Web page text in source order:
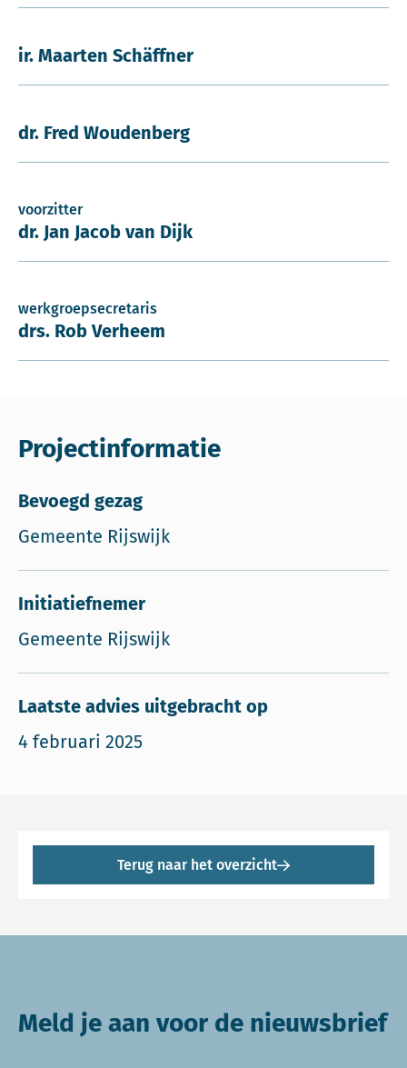
ir. Maarten Schäffner
dr. Fred Woudenberg
voorzitter
dr. Jan Jacob van Dijk
werkgroepsecretaris
drs. Rob Verheem
Projectinformatie
Bevoegd gezag
Gemeente Rijswijk
Initiatiefnemer
Gemeente Rijswijk
Laatste advies uitgebracht op
4 februari 2025
Terug naar het overzicht
Meld je aan voor de nieuwsbrief